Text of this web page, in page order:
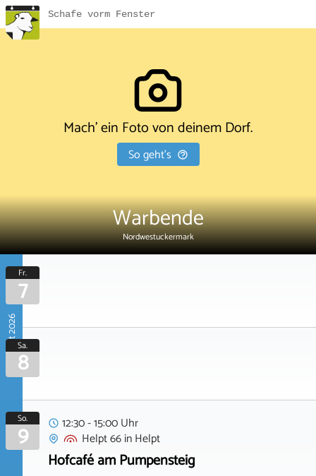
Schafe vorm Fenster
Mach' ein Foto von deinem Dorf.
So geht's
Warbende
Nordwestuckermark
August 2026
Fr.
7
Sa.
8
So.
9
12:30 - 15:00 Uhr
Helpt 66inHelpt
Hofcafé am Pumpensteig